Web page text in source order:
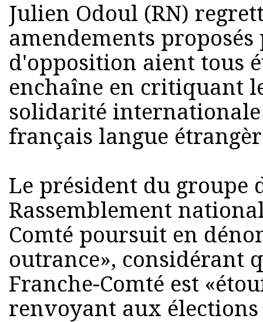
Julien Odoul (RN)
amendements
d'opposition aient tous
enchaîne en critiquant
solidarité internationale
français langue
Le président du groupe
Rassemblement
Comté poursuit en
outrance», considérant
Franche-Comté est
renvoyant aux élections